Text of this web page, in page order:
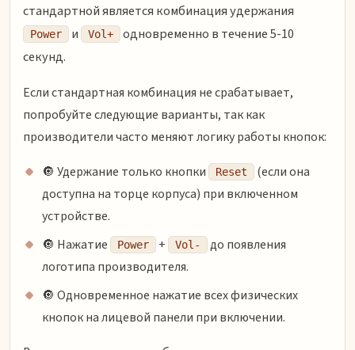
стандартной является комбинация удержания
Power и Vol+
одновременно в течение 5-10
секунд.
Если стандартная комбинация не срабатывает,
попробуйте следующие варианты, так как
производители часто меняют логику работы кнопок:
🔘 Удержание только кнопки
Reset
(если она
доступна на торце корпуса) при включенном
устройстве.
🔘 Нажатие
Power + Vol-
до появления
логотипа производителя.
🔘 Одновременное нажатие всех физических
кнопок на лицевой панели при включении.